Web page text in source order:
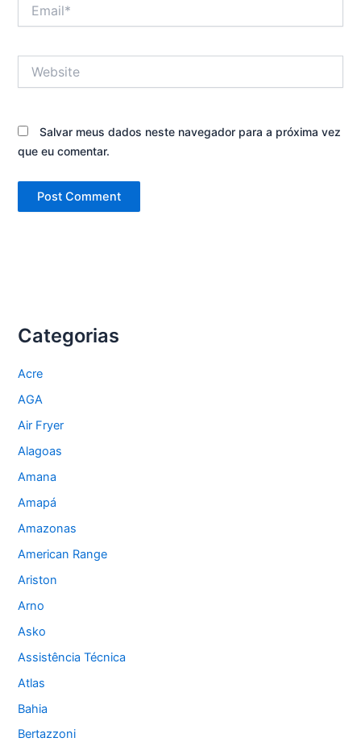
Salvar meus dados neste navegador para a próxima vez
que eu comentar.
Categorias
Acre
AGA
Air Fryer
Alagoas
Amana
Amapá
Amazonas
American Range
Ariston
Arno
Asko
Assistência Técnica
Atlas
Bahia
Bertazzoni